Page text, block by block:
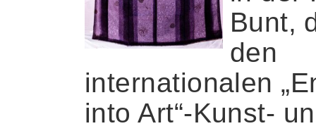
Bunt,
den
internationalen
into Art“-Kunst-